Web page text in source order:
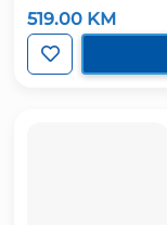
519.00 KM